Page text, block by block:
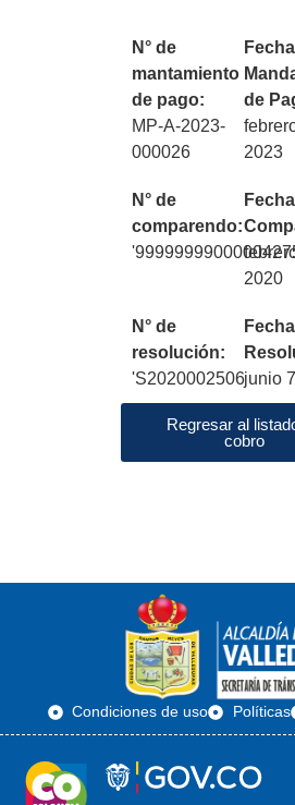
N° de
mantamiento
de pago:
MP-A-2023-
000026
Fecha
de
2023
N° de
comparendo:
Fecha
2020
N° de
resolución:
'S2020002506
Fecha
junio
Regresar al
cobro
Condiciones de uso Políticas